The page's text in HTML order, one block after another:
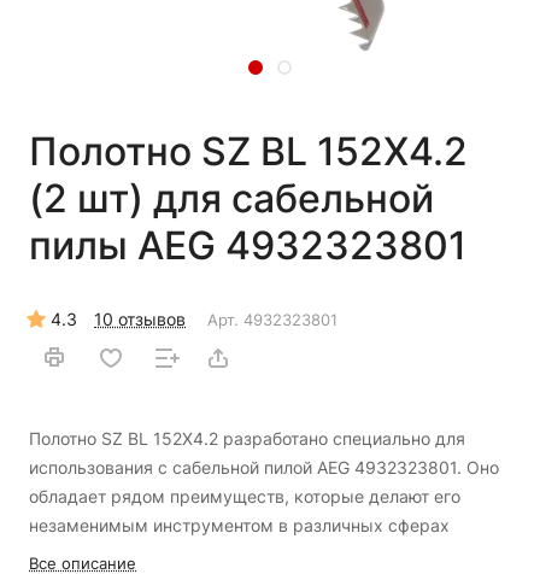
Полотно SZ BL 152X4.2
(2 шт) для сабельной
пилы AEG 4932323801
4.3 10 отзывов Арт. 4932323801
Полотно SZ BL 152X4.2 разработано специально для
использования с сабельной пилой AEG 4932323801. Оно
обладает рядом преимуществ, которые делают его
незаменимым инструментом в различных сферах
применения.
Все описание